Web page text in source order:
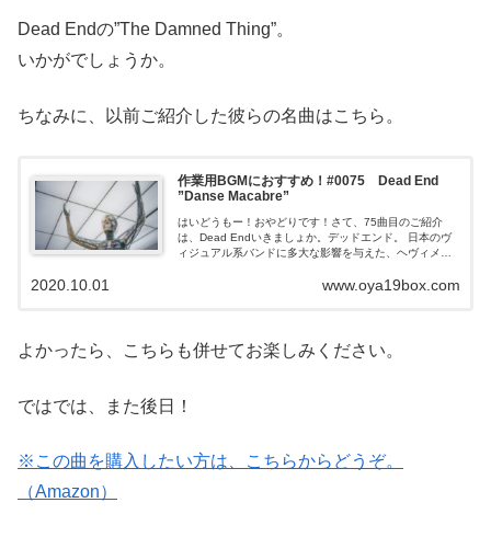
Dead Endの”The Damned Thing”。
いかがでしょうか。
ちなみに、以前ご紹介した彼らの名曲はこちら。
作業用BGMにおすすめ！#0075 Dead End
”Danse Macabre”
はいどうもー！おやどりです！さて、75曲目のご紹介
は、Dead Endいきましょか。デッドエンド。 日本のヴ
ィジュアル系バンドに多大な影響を与えた、ヘヴィメタ
www.oya19box.com
2020.10.01
よかったら、こちらも併せてお楽しみください。
ではでは、また後日！
※この曲を購入したい方は、こちらからどうぞ。
（Amazon）